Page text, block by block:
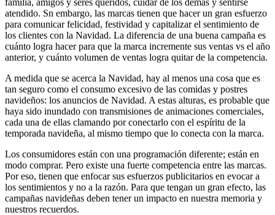
familia, amigos y seres queridos, cuidar de los demás y sentirse
atendido. Sn embargo, las marcas tienen que hacer un gran esfuerzo
para comunicar felicidad, festividad y capitalizar el sentimiento de
los clientes con la Navidad. La diferencia de una buena campaña es
cuánto logra hacer para que la marca incremente sus ventas vs el año
anterior, y cuánto volumen de ventas logra quitar de la competencia.
A medida que se acerca la Navidad, hay al menos una cosa que es
tan seguro como el consumo excesivo de las comidas y postres
navideños: los anuncios de Navidad. A estas alturas, es probable que
haya sido inundado con transmisiones de animaciones comerciales,
cada una de ellas clamando por conectarlo con el espíritu de la
temporada navideña, al mismo tiempo que lo conecta con la marca.
Los consumidores están con una programación diferente; están en
modo comprar. Pero existe una fuerte competencia entre las marcas.
Por eso, tienen que enfocar sus esfuerzos publicitarios en evocar a
los sentimientos y no a la razón. Para que tengan un gran efecto, las
campañas navideñas deben tener un impacto en nuestra memoria y
nuestros recuerdos.